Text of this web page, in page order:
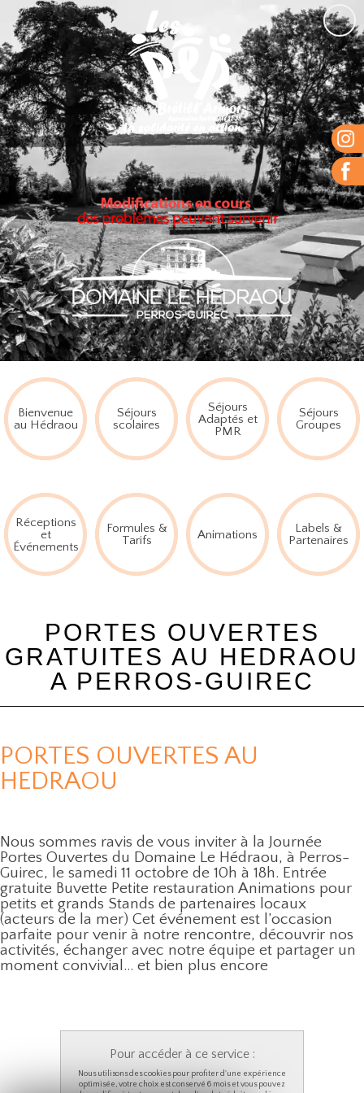
Bienvenue
au Hédraou
Séjours
scolaires
Séjours
Adaptés et
PMR
Séjours
Groupes
Réceptions
et
Événements
Formules &
Tarifs
Animations
Labels &
Partenaires
PORTES OUVERTES
GRATUITES AU HEDRAOU
A PERROS-GUIREC
PORTES OUVERTES AU
HEDRAOU
Nous sommes ravis de vous inviter à la Journée
Portes Ouvertes du Domaine Le Hédraou, à Perros-
Guirec, le samedi 11 octobre de 10h à 18h. Entrée
gratuite Buvette Petite restauration Animations pour
petits et grands Stands de partenaires locaux
(acteurs de la mer) Cet événement est l’occasion
parfaite pour venir à notre rencontre, découvrir nos
activités, échanger avec notre équipe et partager un
moment convivial… et bien plus encore
Pour accéder à ce service :
Nous utilisons des cookies pour profiter d'une expérience
optimisée, votre choix est conservé 6 mois et vous pouvez